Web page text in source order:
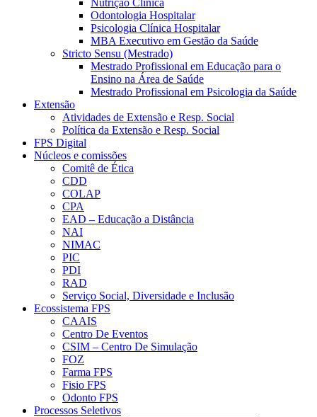
Nutrição Clínica
Odontologia Hospitalar
Psicologia Clínica Hospitalar
MBA Executivo em Gestão da Saúde
Stricto Sensu (Mestrado)
Mestrado Profissional em Educação para o
Ensino na Área de Saúde
Mestrado Profissional em Psicologia da Saúde
Extensão
Atividades de Extensão e Resp. Social
Política da Extensão e Resp. Social
FPS Digital
Núcleos e comissões
Comitê de Ética
CDD
COLAP
CPA
EAD – Educação a Distância
NAI
NIMAC
PIC
PDI
RAD
Serviço Social, Diversidade e Inclusão
Ecossistema FPS
CAAIS
Centro De Eventos
CSIM – Centro De Simulação
FOZ
Farma FPS
Fisio FPS
Odonto FPS
Processos Seletivos